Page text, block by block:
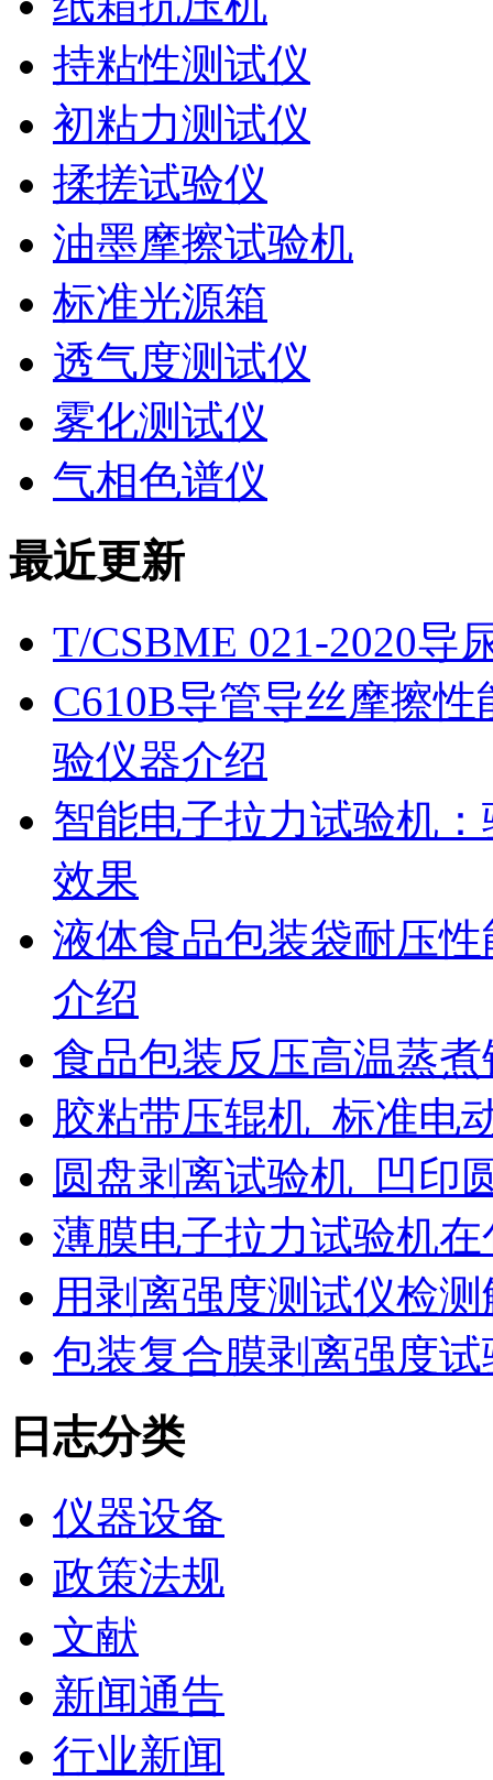
持粘性测试仪
初粘力测试仪
揉搓试验仪
油墨摩擦试验机
标准光源箱
透气度测试仪
雾化测试仪
气相色谱仪
最近更新
T/CSBME 021-2020导
C610B导管导丝摩擦
验仪器介绍
智能电子拉力试验机
效果
液体食品包装袋耐压
介绍
食品包装反压高温蒸
胶粘带压辊机_标准电
圆盘剥离试验机_凹印
薄膜电子拉力试验机
用剥离强度测试仪检
包装复合膜剥离强度
日志分类
仪器设备
政策法规
文献
新闻通告
行业新闻